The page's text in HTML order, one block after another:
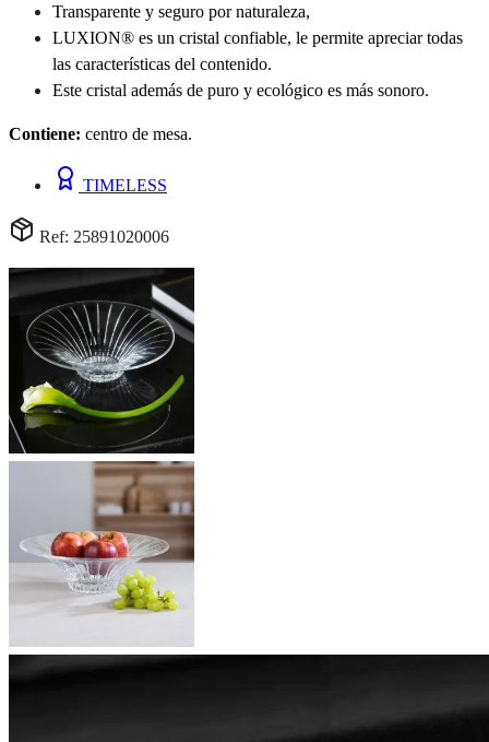
Transparente y seguro por naturaleza,
LUXION® es un cristal confiable, le permite apreciar todas
las características del contenido.
Este cristal además de puro y ecológico es más sonoro.
Contiene: centro de mesa.
TIMELESS
Ref: 25891020006